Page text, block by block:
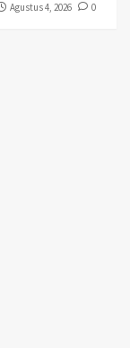
Agustus 4, 2026 0